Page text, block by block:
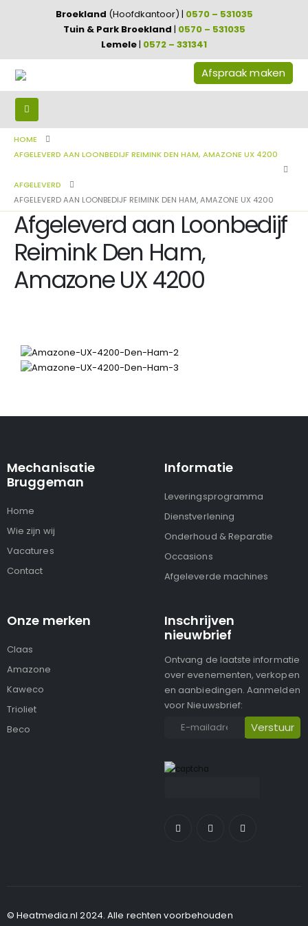
Broekland (Hoofdkantoor) | 0570 – 531035
Tuin & Park Broekland | 0570 – 531035
Lemele| 0572 – 331341
Afspraak maken
HOME
AFGELEVERD AAN LOONBEDIJF REIMINK DEN HAM, AMAZONE UX 4200
AFGELEVERD
AFGELEVERD AAN LOONBEDIJF REIMINK DEN HAM, AMAZONE UX 4200
Afgeleverd aan Loonbedijf
Reimink Den Ham,
Amazone UX 4200
Mechanisatie
Bruggeman
Home
Wie zijn wij
Vacatures
Contact
Informatie
Leveringsprogramma
Dienstverlening
Onderhoud & Reparatie
Occasions
Afgeleverde machines
Onze merken
Claas
Amazone
Kaweco
Trioliet
Beco
Inschrijven
nieuwbrief
Ontvang de laatste informatie
over evenementen, verkopen
en aanbiedingen. Aanmelden
voor Nieuwsbrief:
© Heatmedia.nl 2024. Alle rechten voorbehouden